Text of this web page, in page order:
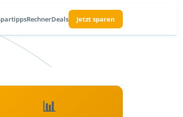
RechnerDeals Jetzt sparen
📊